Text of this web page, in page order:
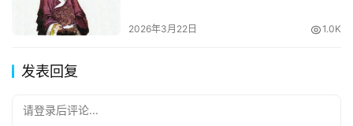
2026年3月22日 1.0K
发表回复
请登录后评论...